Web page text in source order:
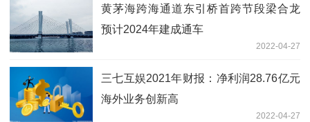
黄茅海跨海通道东引桥首跨节段梁合龙
预计2024年建成通车
2022-04-27
三七互娱2021年财报：净利润28.76亿元
海外业务创新高
2022-04-27